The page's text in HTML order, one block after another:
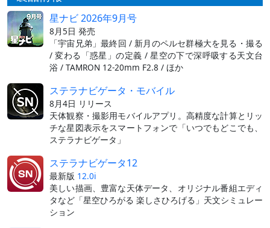
星ナビ 2026年9月号
8月5日 発売
「宇宙兄弟」最終回 / 新月のペルセ群極大を見る・撮る
/ 変わる「惑星」の定義 / 星空の下で深呼吸する天文台
浴 / TAMRON 12-20mm F2.8 / ほか
ステラナビゲータ・モバイル
8月4日 リリース
天体観察・撮影用モバイルアプリ。高精度な計算とリッ
チな星図表示をスマートフォンで「いつでもどこでも、
ステラナビゲータ」
ステラナビゲータ12
最新版 12.0i
美しい描画、豊富な天体データ、オリジナル番組エディ
タなど「星空ひろがる 楽しさひろげる」天文シミュレー
ション